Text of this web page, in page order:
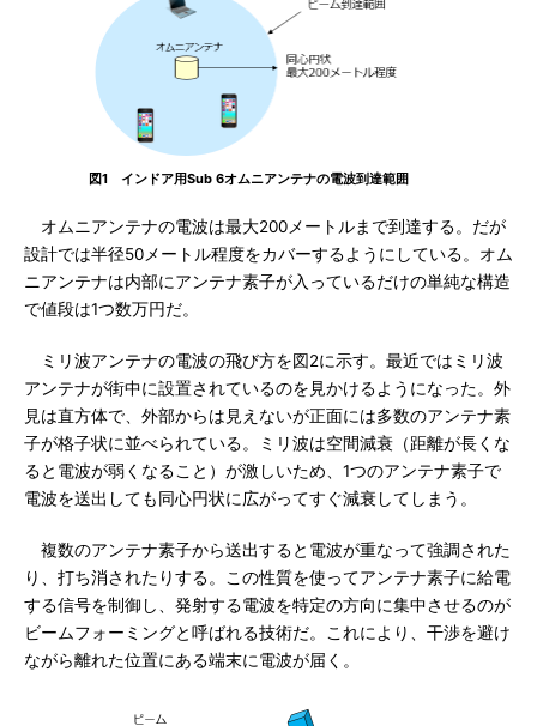
図1 インドア用Sub 6オムニアンテナの電波到達範囲
オムニアンテナの電波は最大200メートルまで到達する。だが
設計では半径50メートル程度をカバーするようにしている。オム
ニアンテナは内部にアンテナ素子が入っているだけの単純な構造
で値段は1つ数万円だ。
ミリ波アンテナの電波の飛び方を図2に示す。最近ではミリ波
アンテナが街中に設置されているのを見かけるようになった。外
見は直方体で、外部からは見えないが正面には多数のアンテナ素
子が格子状に並べられている。ミリ波は空間減衰（距離が長くな
ると電波が弱くなること）が激しいため、1つのアンテナ素子で
電波を送出しても同心円状に広がってすぐ減衰してしまう。
複数のアンテナ素子から送出すると電波が重なって強調された
り、打ち消されたりする。この性質を使ってアンテナ素子に給電
する信号を制御し、発射する電波を特定の方向に集中させるのが
ビームフォーミングと呼ばれる技術だ。これにより、干渉を避け
ながら離れた位置にある端末に電波が届く。